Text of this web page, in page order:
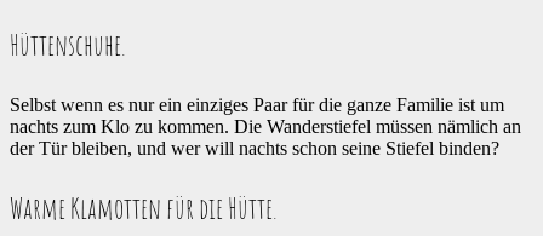
Hüttenschuhe.
Selbst wenn es nur ein einziges Paar für die ganze Familie ist um
nachts zum Klo zu kommen. Die Wanderstiefel müssen nämlich an
der Tür bleiben, und wer will nachts schon seine Stiefel binden?
Warme Klamotten für die Hütte.